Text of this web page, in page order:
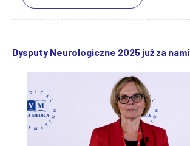
Dysputy Neurologiczne 2025 już za nami